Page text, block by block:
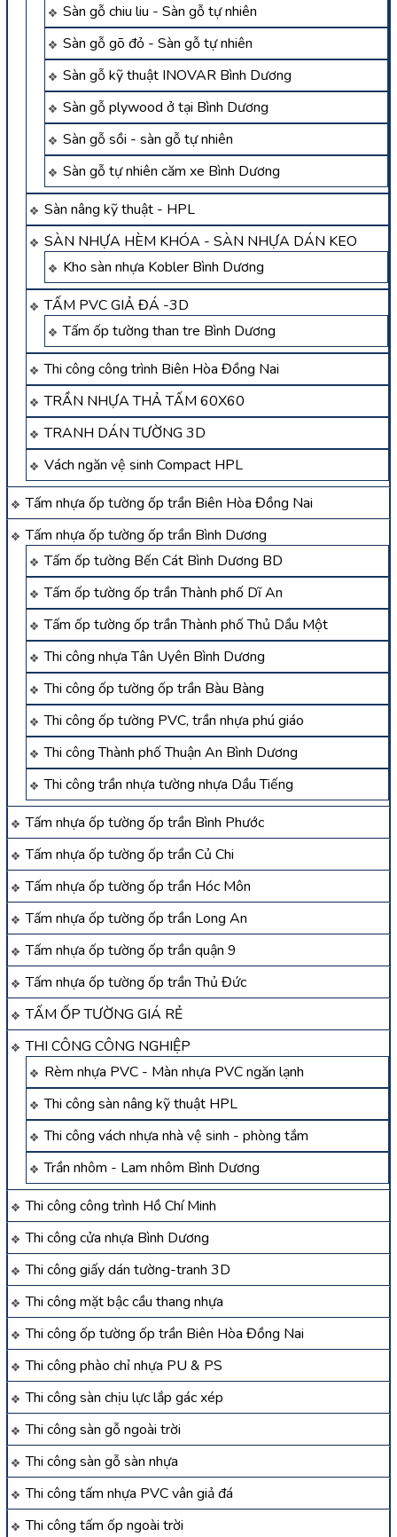
Sàn gỗ chiu liu - Sàn gỗ tự nhiên
Sàn gỗ gõ đỏ - Sàn gỗ tự nhiên
Sàn gỗ kỹ thuật INOVAR Bình Dương
Sàn gỗ plywood ở tại Bình Dương
Sàn gỗ sồi - sàn gỗ tự nhiên
Sàn gỗ tự nhiên căm xe Bình Dương
Sàn nâng kỹ thuật - HPL
SÀN NHỰA HÈM KHÓA - SÀN NHỰA DÁN KEO
Kho sàn nhựa Kobler Bình Dương
TẤM PVC GIẢ ĐÁ -3D
Tấm ốp tường than tre Bình Dương
Thi công công trình Biên Hòa Đồng Nai
TRẦN NHỰA THẢ TẤM 60X60
TRANH DÁN TƯỜNG 3D
Vách ngăn vệ sinh Compact HPL
Tấm nhựa ốp tường ốp trần Biên Hòa Đồng Nai
Tấm nhựa ốp tường ốp trần Bình Dương
Tấm ốp tường Bến Cát Bình Dương BD
Tấm ốp tường ốp trần Thành phố Dĩ An
Tấm ốp tường ốp trần Thành phố Thủ Dầu Một
Thi công nhựa Tân Uyên Bình Dương
Thi công ốp tường ốp trần Bàu Bàng
Thi công ốp tường PVC, trần nhựa phú giáo
Thi công Thành phố Thuận An Bình Dương
Thi công trần nhựa tường nhựa Dầu Tiếng
Tấm nhựa ốp tường ốp trần Bình Phước
Tấm nhựa ốp tường ốp trần Củ Chi
Tấm nhựa ốp tường ốp trần Hóc Môn
Tấm nhựa ốp tường ốp trần Long An
Tấm nhựa ốp tường ốp trần quận 9
Tấm nhựa ốp tường ốp trần Thủ Đức
TẤM ỐP TƯỜNG GIÁ RẺ
THI CÔNG CÔNG NGHIỆP
Rèm nhựa PVC - Màn nhựa PVC ngăn lạnh
Thi công sàn nâng kỹ thuật HPL
Thi công vách nhựa nhà vệ sinh - phòng tắm
Trần nhôm - Lam nhôm Bình Dương
Thi công công trình Hồ Chí Minh
Thi công cửa nhựa Bình Dương
Thi công giấy dán tường-tranh 3D
Thi công mặt bậc cầu thang nhựa
Thi công ốp tường ốp trần Biên Hòa Đồng Nai
Thi công phào chỉ nhựa PU & PS
Thi công sàn chịu lực lắp gác xép
Thi công sàn gỗ ngoài trời
Thi công sàn gỗ sàn nhựa
Thi công tấm nhựa PVC vân giả đá
Thi công tấm ốp ngoài trời